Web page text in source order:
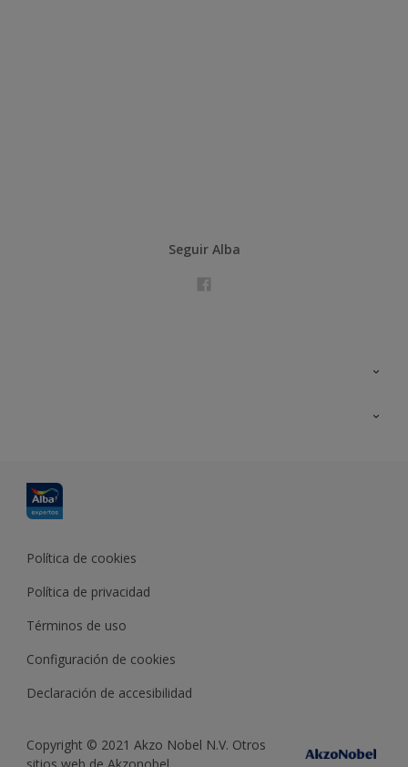
Seguir Alba
Política de cookies
Política de privacidad
Términos de uso
Configuración de cookies
Declaración de accesibilidad
Copyright © 2021 Akzo Nobel N.V. Otros
sitios web de Akzonobel